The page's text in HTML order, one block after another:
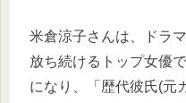
米倉涼子さんは、ドラ
放ち続けるトップ女優
になり、「歴代彼氏(元